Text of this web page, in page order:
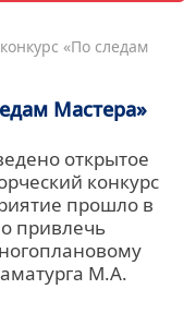
«По следам
Мастера»
открытое
конкурс
прошло в
привлечь
М.А.